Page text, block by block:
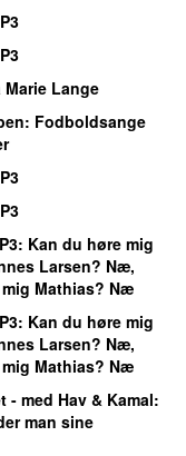
Marie Lange
: Fodboldsange
: Kan du høre mig
Larsen? Næ,
Mathias? Næ
: Kan du høre mig
Larsen? Næ,
Mathias? Næ
- med Hav & Kamal:
man sine